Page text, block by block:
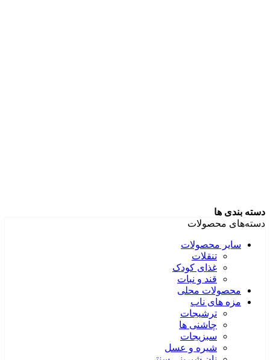
دسته بندی ها
دسته‌های محصولات
سایر محصولات
تنقلات
غذای کودک
قند و نبات
محصولات محلی
مزه های ناب
ترشیجات
چاشنی ها
سبزیجات
شیره و عسل